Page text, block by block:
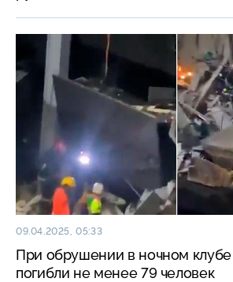
09.04.2025, 05:33
При обрушении в ночном
погибли не менее 79 человек